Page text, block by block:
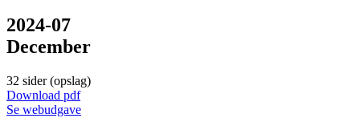
2024-07
December
32 sider (opslag)
Down­load pdf
Se web­udgave